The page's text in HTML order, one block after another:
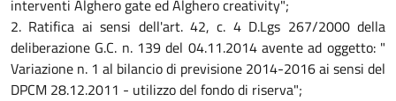
interventi Alghero gate ed Alghero creativity";
2. Ratifica ai sensi dell'art. 42, c. 4 D.Lgs 267/2000 della
deliberazione G.C. n. 139 del 04.11.2014 avente ad oggetto: "
Variazione n. 1 al bilancio di previsione 2014-2016 ai sensi del
DPCM 28.12.2011 - utilizzo del fondo di riserva";